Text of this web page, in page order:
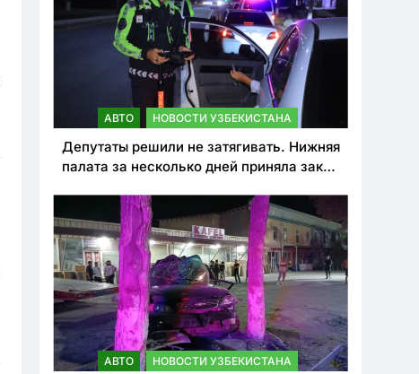
АВТО НОВОСТИ УЗБЕКИСТАНА
Депутаты решили не затягивать. Нижняя
палата за несколько дней приняла закон
нарушителей ПДД
АВТО НОВОСТИ УЗБЕКИСТАНА